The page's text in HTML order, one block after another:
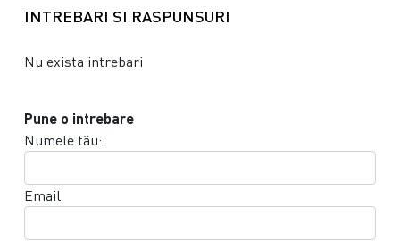
INTREBARI SI RASPUNSURI
Nu exista intrebari
Pune o intrebare
Numele tău:
Email